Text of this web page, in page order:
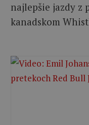
najlepšie jazdy z
kanadskom